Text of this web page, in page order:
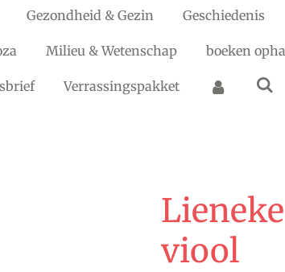
Gezondheid & Gezin Geschiedenis
Milieu & Wetenschap boeken
Verrassingspakket
viool